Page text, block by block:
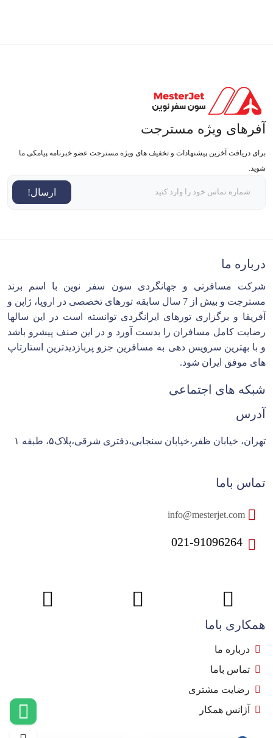
آفرهای ویژه مسترجت
برای دریافت آخرین پیشنهادات و تخفیف های ویژه مسترجت عضو خبرنامه پیامکی ما
شوید.
ارسال!
درباره ما
شرکت مسافرتی و جهانگردی سون سفر نوین با اسم برند
مسترجت و بیش از 7 سال سابقه تورهای تخصصی در اروپا، ژاپن و
آفریقا و برگزاری تورهای ایرانگردی توانسته است در این سالها
رضایت کامل مسافران را بدست آورد و در این صنف پیشرو باشد
و با بهترین سرویس دهی به مسافرین جزو پربازدیدترین استارتاپ
های موفق ایران شود.
شبکه های اجتماعی
آدرس
تهران، خیابان ظفر،خیابان سنجابی،دفتری شرقی،پلاک۵، طبقه ۱
تماس باما
021-91096264
همکاری باما
درباره ما
تماس باما
رضایت مشتری
آژانس همکار